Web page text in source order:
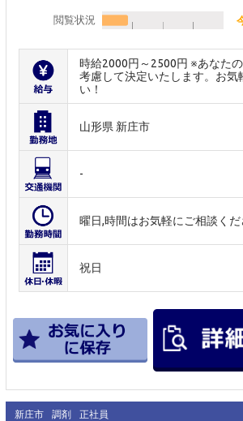
閲覧状況
時給2000円～2500円 ※あなた
考慮して決定いたします。お気
い！
山形県 新庄市
-
曜日,時間はお気軽にご相談く
祝日
新庄市 調剤 正社員